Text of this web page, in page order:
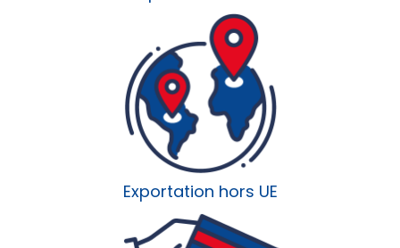
Exportation hors UE